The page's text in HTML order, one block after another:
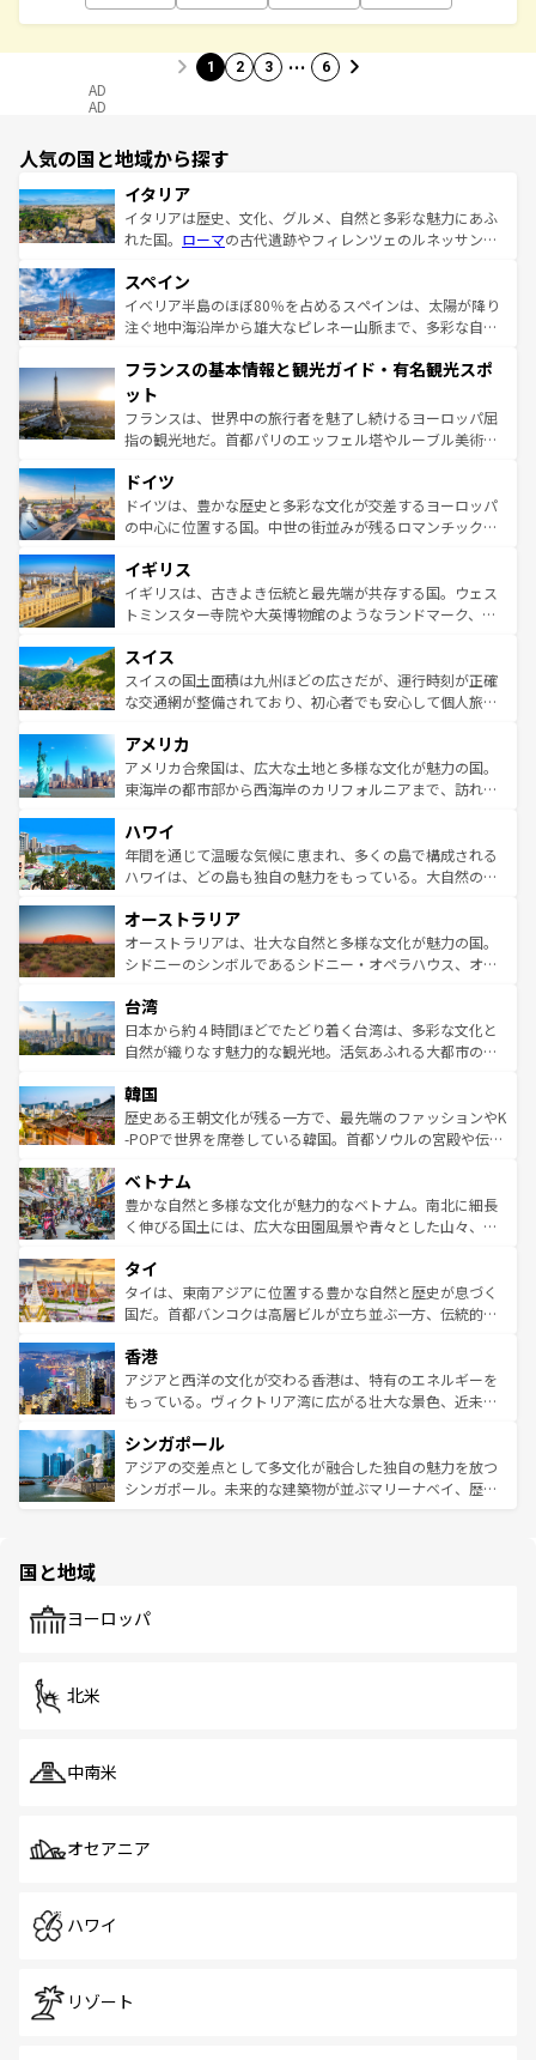
1 2 3 … 6
AD
AD
人気の国と地域から探す
イタリア
イタリアは歴史、文化、グルメ、自然と多彩な魅力にあふ
れた国。 ローマの古代遺跡やフィレンツェのルネッサンス
ろん、トスカーナの美しい田園風景やアマルフィ海岸の絶
景など、自然景観も見逃せない。観光の合間には、本場の
ピザやパスタなど、絶品のイタリア料理を堪能することも
ませてくれるイタリアで、忘れられない旅をしてみよう！
なお、新着のイタリア情報は
しい。
スペイン
イベリア半島のほぼ80％を占めるスペインは、太陽が降り
注ぐ地中海沿岸から雄大なピレネー山脈まで、多彩な自然
文化が根付くこの国では、情熱的なフラメンコ、熱気あふ
れる闘牛、そして美味しいタパスが生活の一部となってい
る。首都マドリードの洗練された雰囲気や、バルセロナの
アートに溢れた街角から、地方では古代ローマ遺跡や中世
せる。地方によって風土や気候が異なるスペインはその個
性で訪れる人を魅了する。 なお、新着のスペイン情報は コ
ンテンツ一覧を参照してほしい。
フランスの基本情報と観光ガイド・有名観光スポ
ット
フランスは、世界中の旅行者を魅了し続けるヨーロッパ屈
指の観光地だ。首都パリのエッフェル塔やルーブル美術館
で、幅広い魅力が詰まっている。華麗な宮殿、歴史的な大
聖堂、美しいビーチ、そして豊かな自然が、訪れる者を心
から魅了する。また、フランスは美食の国としても知ら
いる。シャンパンの発祥地であるランス、プロヴァンスの
香り高いラベンダー畑など、多彩な楽しみ方が可能だ。さ
らに、パリ以外の地域にも魅力が溢れており、どの街角に
れる地方に足を運ぶとそれぞれで全く異なる文化を体験で
きるだろう。 なお、新着のフランス情報はコンテンツ一覧
を参照してほしい。
ドイツ
ドイツは、豊かな歴史と多彩な文化が交差するヨーロッパ
の中心に位置する国。中世の街並みが残るロマンチック街
顔を持つこの国は、どこを歩いても飽きることがない。ベ
ルリンの文化的活気、バイエルン州のアルプスの絶景、そ
してライン川沿いのワイン畑といった風景は必見。ビール
は、お酒好きな人にはぜひ体験してほしい。 なお、新着の
ドイツ情報はコンテンツ一覧を参照してほしい。
イギリス
イギリスは、古きよき伝統と最先端が共存する国。ウェス
トミンスター寺院や大英博物館のようなランドマーク、歴
リアごとに異なる魅力がある。また、優雅なアフタヌーン
ティー、ビール好きにはたまらない英国パブ、サッカー観
戦など、本場だからこそできる体験も豊富。イギリスを旅
ンツ一覧を参照してほしい。
スイス
スイスの国土面積は九州ほどの広さだが、運行時刻が正確
な交通網が整備されており、初心者でも安心して個人旅行
の建物がそのまま残る町や、スイスならではのユニークな
博物館もあり、アルプス観光だけでなく町歩きも満喫する
ことができる。国民の所得が高いため物価も高いが、旅行
ば市内交通費無料で観光を楽しむこともできる。 なお、新
着のスイス情報はコンテンツ一覧 を参照してほしい。
アメリカ
アメリカ合衆国は、広大な土地と多様な文化が魅力の国。
東海岸の都市部から西海岸のカリフォルニアまで、訪れる
のような巨大都市は、観光、ショッピング、エンターテイ
ンメントが詰まった刺激的なスポットだ。一方、アメリカ
西部には大自然が広がり、グランドキャニオンやイエロー
部のニューオーリンズでは、音楽と美食が融合した独特の
文化が魅力。旅行者はアメリカの各地域で異なる魅力を楽
しみながら、その多様性と豊かな歴史を感じることができ
ならではの贅沢な旅のスタイルだ。 なお、新着のアメリカ
情報はコンテンツ一覧を参照してほしい。
ハワイ
年間を通じて温暖な気候に恵まれ、多くの島で構成される
ハワイは、どの島も独自の魅力をもっている。大自然の神
ワイ島は見逃せない。また、定番の観光地といえばオアフ
島だが、静かな自然を求めるならマウイ島やカウアイ島が
おすすめ。エメラルドグリーンに輝く海をはじめ、豊かな
れるおもてなしの心で訪れる人々を迎えてくれるハワイの
人々、おいしいローカルフードやハワイアンミュージッ
ク、伝統的なフラダンスなど、すべてがハワイの魅力を彩
ワイを、存分に味わってほしい。 なお、新着のハワイ情報
はコンテンツ一覧を参照してほしい。
オーストラリア
オーストラリアは、壮大な自然と多様な文化が魅力の国。
シドニーのシンボルであるシドニー・オペラハウス、オー
リアリーフや大陸中央部にそびえるウルル（エアーズロッ
ク）、タスマニアの美しい原生林やケアンズの熱帯雨林な
ど、見どころがたくさん。また、カフェやワイン、オージ
いる。アクティビティも充実しており、サーフィンやダイ
ビング、ハイキングなど、アウトドア好きにはたまらな
い。オーストラリアの多彩な魅力を存分に味わいつくそ
参照してほしい。
台湾
日本から約４時間ほどでたどり着く台湾は、多彩な文化と
自然が織りなす魅力的な観光地。活気あふれる大都市の台
ン）、静ひつな山岳地帯である台湾東部など、都市の喧騒
と山間の静けさが共存しており、訪れる人に新しい発見と
驚きをもたらしてくれる。また、奥深い台湾の食文化も魅
容にもいいと評判のスイーツなど、バラエティ豊かな料理
が味わえる。 なお、新着の台湾情報は コンテンツ一覧を参
照してほしい。
韓国
歴史ある王朝文化が残る一方で、最先端のファッションやK
-POPで世界を席巻している韓国。首都ソウルの宮殿や伝統
き、地方に足を延ばせば四季折々の自然美を楽しむことが
できる。そして、キムチや焼肉、絶品のストリートフード
まで、さまざまな韓国料理が待っている。夜には、韓国な
リティに包まれながら、韓国の多彩な魅力を心ゆくまで味
わってみてほしい。 なお、新着の韓国情報はコンテンツ一
覧を参照してほしい。
ベトナム
豊かな自然と多様な文化が魅力的なベトナム。南北に細長
く伸びる国土には、広大な田園風景や青々とした山々、世
急速な発展と共に伝統が息づく。ハノイの古い町並みやホ
ーチミン市のフランス統治時代の建物も、独特の雰囲気を
醸し出している。また、バラエティの豊かさとおいしさで
とつ。フォーやバインミー、ベトナムコーヒーなどは、ぜ
ひ現地で味わいたい。どの地域を訪れてもあたたかい人々
が旅行者を迎えてくれるので、きっと忘れられない旅にな
参照してほしい。
タイ
タイは、東南アジアに位置する豊かな自然と歴史が息づく
国だ。首都バンコクは高層ビルが立ち並ぶ一方、伝統的な
の活気が交差している。北部ではチェンマイなどの山岳地
帯で自然と触れ合い、南部ではプーケットやクラビの美し
いビーチでリゾート気分を楽しむことができる。タイ料理
激する。気候は一年中温暖で、どの季節にも異なる楽しみ
が待っている。親しみやすいタイの人々、仏教を中心とし
た文化、そして多様な観光資源が、訪れる旅人を魅了し続
香港
アジアと西洋の文化が交わる香港は、特有のエネルギーを
もっている。ヴィクトリア湾に広がる壮大な景色、近未来
み、どこを訪れても感動するはず。観光スポットが密集し
ており、効率よく見どころを回れるのも魅力。息をのむよ
うな絶景から文化的な体験まで、香港を存分に楽しみ尽く
シンガポール
アジアの交差点として多文化が融合した独自の魅力を放つ
シンガポール。未来的な建築物が並ぶマリーナベイ、歴史
で、ホーカーズは地元の風情を楽しめる外せないスポット
国と地域
ヨーロッパ
北米
中南米
オセアニア
ハワイ
リゾート